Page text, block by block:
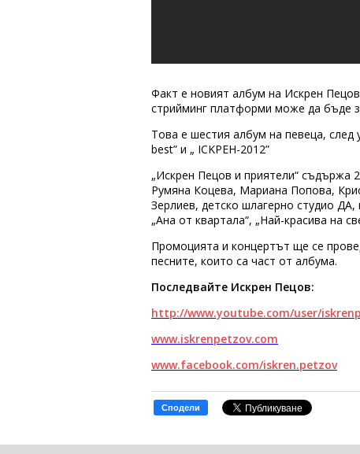
Факт е новият албум на Искрен
стрийминг платформи може да бъде
Това е шестия албум на певеца, след
best” и „ ICKPEH-2012”
„Искрен Пецов и приятели“ съдържа
Румяна Коцева, Мариана Попова,
Зерлиев, детско шлагерно студио
„Ана от квартала“, „Най-красива на
Промоцията и концертът ще се
песните, които са част от албума.
Последвайте Искрен Пецов:
http://www.youtube.com/user/
www.iskrenpetzov.com
www.facebook.com/iskren.petzov
Сподели